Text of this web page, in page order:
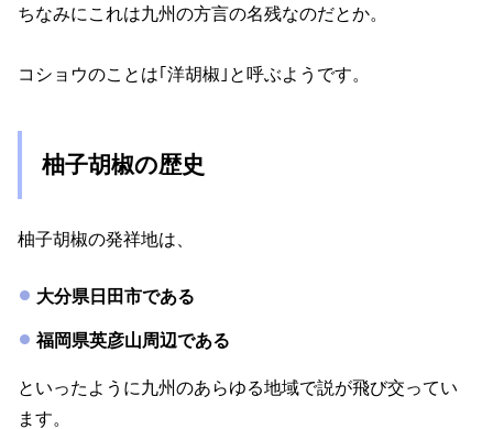
ちなみにこれは九州の方言の名残なのだとか。
コショウのことは｢洋胡椒｣と呼ぶようです。
柚子胡椒の歴史
柚子胡椒の発祥地は、
大分県日田市である
福岡県英彦山周辺である
といったように九州のあらゆる地域で説が飛び交ってい
ます。